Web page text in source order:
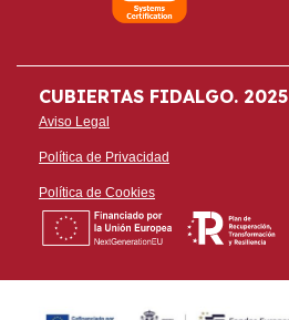
CUBIERTAS FIDALGO. 2025
Aviso Legal
Política de Privacidad
Política de Cookies